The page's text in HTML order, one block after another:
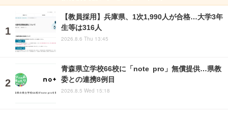
【教員採用】兵庫県、1次1,990人が合格…大学3年
生等は316人
2026.8.6 Thu 13:45
青森県立学校66校に「note pro」無償提供…県教
委との連携8例目
2026.8.5 Wed 15:18